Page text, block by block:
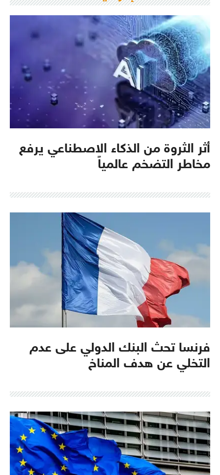
أثر الثروة من الذكاء الاصطناعي يرفع
مخاطر التضخم عالمياً
فرنسا تحث البنك الدولي على عدم
التخلي عن هدف المناخ